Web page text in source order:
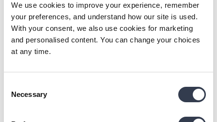
We use cookies to improve your experience, remember
your preferences, and understand how our site is used.
With your consent, we also use cookies for marketing
and personalised content. You can change your choices
at any time.
Selection
Necessary
Lina
Perkal-Bettbezug - Nordic forest
Turime jau gal 4 Bedroommood patalynės užvalkalų
antrą perkelio paklodę su guma. Puiki kokybė ir tikrai dar
sugrįšime ❤️
8 days ago